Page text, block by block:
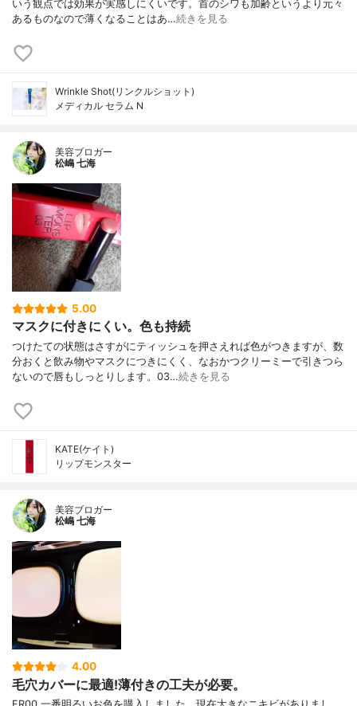
いう観点では効果が実感しにくいです。首のシワも加齢というより元々
あるものなので薄くなることはあ…続きを見る
Wrinkle Shot(リンクルショット)
メディカル セラム N
美容ブロガー
松嶋 七海
5.00
マスクに付きにくい。色も持続
つけたての状態はさすがにティッシュを押さえれば色がつきますが、数
分おくと飲み物やマスクにつきにくく、なおかつクリーミーで引きつら
ないので唇もしっとりします。03…続きを見る
KATE(ケイト)
リップモンスター
美容ブロガー
松嶋 七海
4.00
毛穴カバーに最適!薄付きの工夫が必要。